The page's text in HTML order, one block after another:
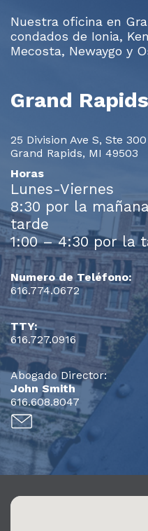
Nuestra oficina en
condados de Ionia,
Mecosta, Newaygo y
Grand Rapids
25 Division Ave S, Ste 300
Grand Rapids, MI 49503
Horas
Lunes-Viernes
8:30 por la
tarde
1:00 – 4:30 por la
Numero de Teléfono:
616.774.0672
TTY:
616.727.0916
Abogado Director:
John Smith
616.608.8047